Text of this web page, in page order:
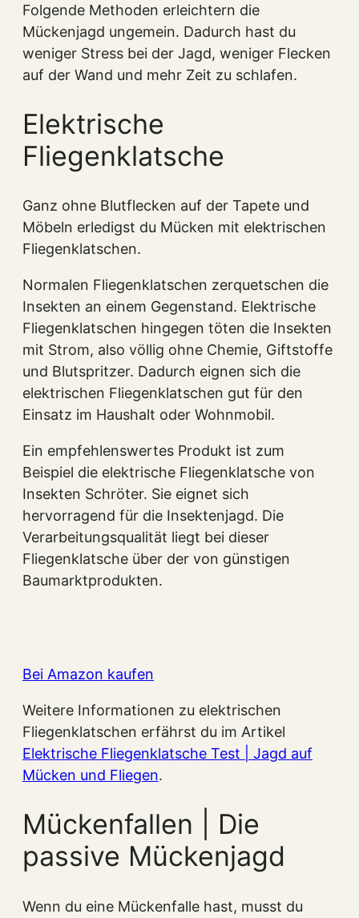
Folgende Methoden erleichtern die
Mückenjagd ungemein. Dadurch hast du
weniger Stress bei der Jagd, weniger Flecken
auf der Wand und mehr Zeit zu schlafen.
Elektrische
Fliegenklatsche
Ganz ohne Blutflecken auf der Tapete und
Möbeln erledigst du Mücken mit elektrischen
Fliegenklatschen.
Normalen Fliegenklatschen zerquetschen die
Insekten an einem Gegenstand. Elektrische
Fliegenklatschen hingegen töten die Insekten
mit Strom, also völlig ohne Chemie, Giftstoffe
und Blutspritzer. Dadurch eignen sich die
elektrischen Fliegenklatschen gut für den
Einsatz im Haushalt oder Wohnmobil.
Ein empfehlenswertes Produkt ist zum
Beispiel die elektrische Fliegenklatsche von
Insekten Schröter. Sie eignet sich
hervorragend für die Insektenjagd. Die
Verarbeitungsqualität liegt bei dieser
Fliegenklatsche über der von günstigen
Baumarktprodukten.
Bei Amazon kaufen
Weitere Informationen zu elektrischen
Fliegenklatschen erfährst du im Artikel
Elektrische Fliegenklatsche Test | Jagd auf
Mücken und Fliegen.
Mückenfallen | Die
passive Mückenjagd
Wenn du eine Mückenfalle hast, musst du